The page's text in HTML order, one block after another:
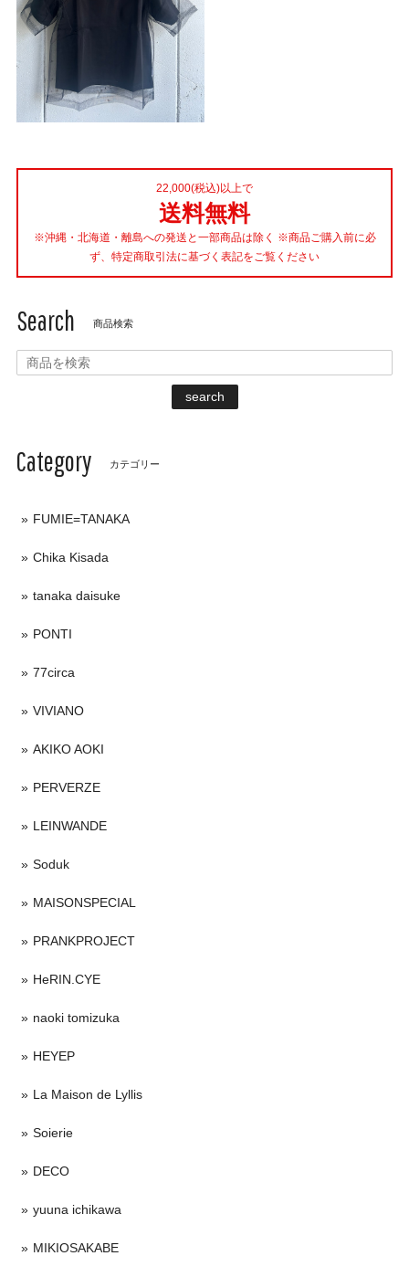
22,000(税込)以上で
送料無料
※沖縄・北海道・離島への発送と一部商品は除く ※商品ご購入前に必
ず、特定商取引法に基づく表記をご覧ください
Search 商品検索
search
Category カテゴリー
FUMIE=TANAKA
Chika Kisada
tanaka daisuke
PONTI
77circa
VIVIANO
AKIKO AOKI
PERVERZE
LEINWANDE
Soduk
MAISONSPECIAL
PRANKPROJECT
HeRIN.CYE
naoki tomizuka
HEYEP
La Maison de Lyllis
Soierie
DECO
yuuna ichikawa
MIKIOSAKABE